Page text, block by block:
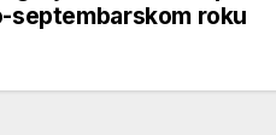
septembarskom roku